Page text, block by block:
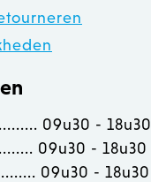
09u30 - 18u30
09u30 - 18u30
09u30 - 18u30